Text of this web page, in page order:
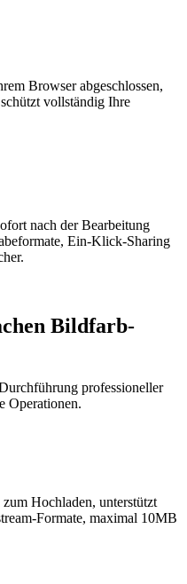
Browser abgeschlossen,
vollständig Ihre
nach der Bearbeitung
Ein-Klick-Sharing
Bildfarb-
professioneller
Operationen.
Hochladen, unterstützt
Formate, maximal 10MB